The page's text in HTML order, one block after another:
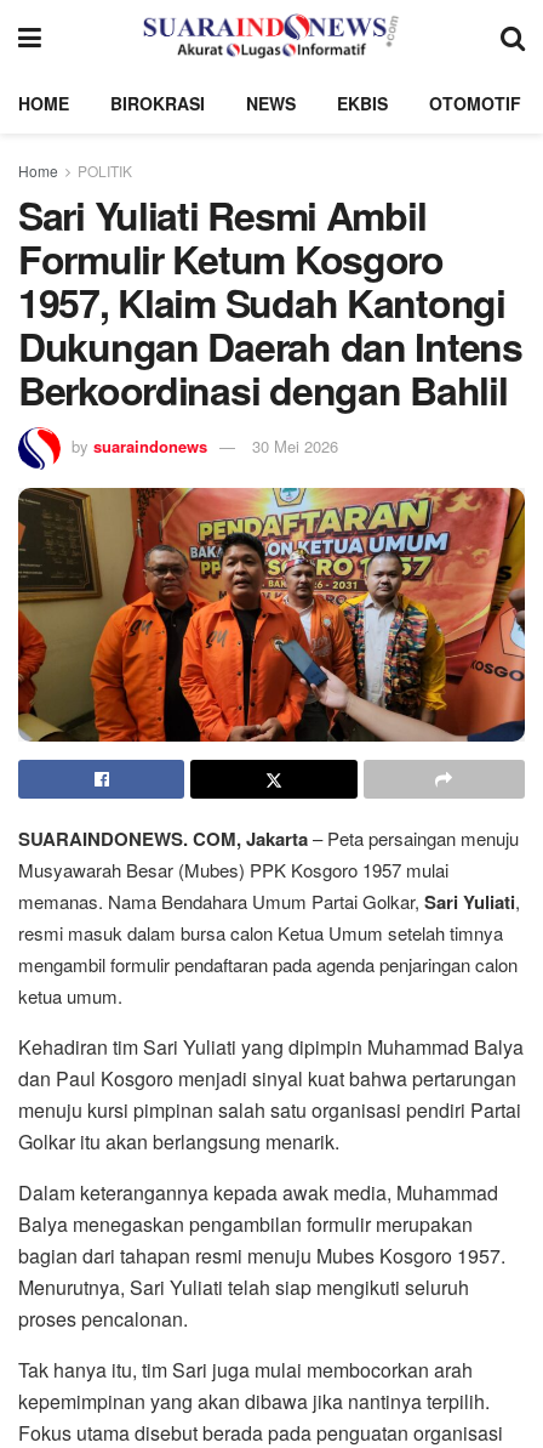
HOME BIROKRASI NEWS EKBIS OTOMOTIF
Home POLITIK
Sari Yuliati Resmi Ambil
Formulir Ketum Kosgoro
1957, Klaim Sudah Kantongi
Dukungan Daerah dan Intens
Berkoordinasi dengan Bahlil
by suaraindonews 30 Mei 2026
SUARAINDONEWS. COM, Jakarta– Peta persaingan menuju
Musyawarah Besar (Mubes) PPK Kosgoro 1957 mulai
memanas. Nama Bendahara Umum Partai Golkar, Sari Yuliati,
resmi masuk dalam bursa calon Ketua Umum setelah timnya
mengambil formulir pendaftaran pada agenda penjaringan calon
ketua umum.
Kehadiran tim Sari Yuliati yang dipimpin Muhammad Balya
dan Paul Kosgoro menjadi sinyal kuat bahwa pertarungan
menuju kursi pimpinan salah satu organisasi pendiri Partai
Golkar itu akan berlangsung menarik.
Dalam keterangannya kepada awak media, Muhammad
Balya menegaskan pengambilan formulir merupakan
bagian dari tahapan resmi menuju Mubes Kosgoro 1957.
Menurutnya, Sari Yuliati telah siap mengikuti seluruh
proses pencalonan.
Tak hanya itu, tim Sari juga mulai membocorkan arah
kepemimpinan yang akan dibawa jika nantinya terpilih.
Fokus utama disebut berada pada penguatan organisasi